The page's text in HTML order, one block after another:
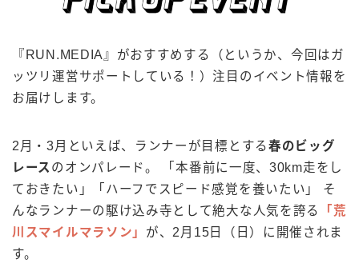
『RUN.MEDIA』がおすすめする（というか、今回はガ
ッツリ運営サポートしている！）注目のイベント情報を
お届けします。
2月・3月といえば、ランナーが目標とする春のビッグ
レース のオンパレード。 「本番前に一度、30km走をし
ておきたい」「ハーフでスピード感覚を養いたい」 そ
んなランナーの駆け込み寺として絶大な人気を誇る
「荒
川スマイルマラソン」 が、2月15日（日）に開催されま
す。